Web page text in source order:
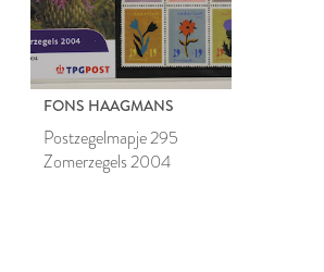
FONS HAAGMANS
Postzegelmapje 295
Zomerzegels 2004